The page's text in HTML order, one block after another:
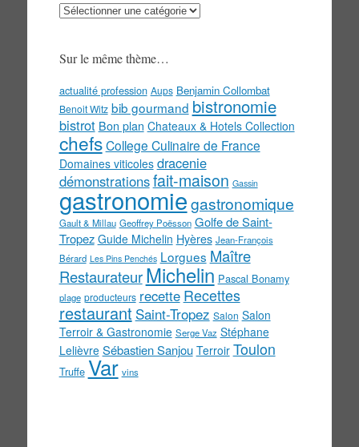
Au
Sur le même thème…
actualité profession Aups Benjamin Collombat
Benoit Witz bib gourmand bistronomie
bistrot Bon plan Chateaux & Hotels Collection
chefs College Culinaire de France
Domaines viticoles dracenie
démonstrationsfait-maison Gassin
gastronomiegastronomique
Gault & Millau Geoffrey Poësson Golfe de Saint-
Tropez Guide Michelin Hyères Jean-François
Bérard Les Pins Penchés Lorgues Maître
Restaurateur Michelin Pascal Bonamy
plage producteurs recette Recettes
restaurant Saint-Tropez Salon Salon
Terroir & Gastronomie Serge Vaz Stéphane
Lelièvre Sébastien Sanjou Terroir Toulon
Truffe Var vins